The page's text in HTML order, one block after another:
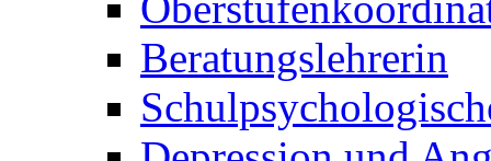
Beratungslehrerin